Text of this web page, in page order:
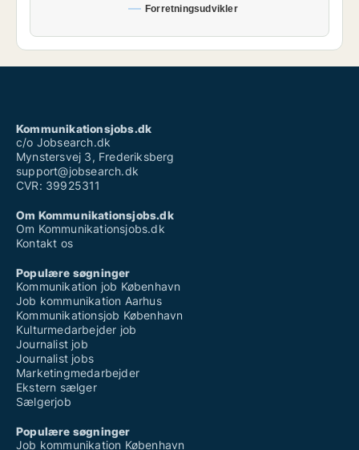
Forretningsudvikler
Kommunikationsjobs.dk
c/o Jobsearch.dk
Mynstersvej 3, Frederiksberg
support@jobsearch.dk
CVR: 39925311
Om Kommunikationsjobs.dk
Om Kommunikationsjobs.dk
Kontakt os
Populære søgninger
Kommunikation job København
Job kommunikation Aarhus
Kommunikationsjob København
Kulturmedarbejder job
Journalist job
Journalist jobs
Marketingmedarbejder
Ekstern sælger
Sælgerjob
Populære søgninger
Job kommunikation København